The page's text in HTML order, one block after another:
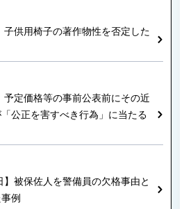
子供用椅子の著作物性を否定した
予定価格等の事前公表前にその近
公正を害すべき行為」に当たる
】被保佐人を警備員の欠格事由と
例